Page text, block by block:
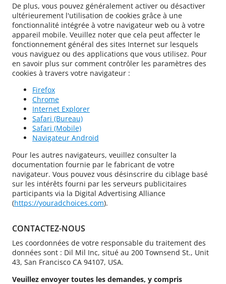
De plus, vous pouvez généralement activer ou désactiver
ultérieurement l'utilisation de cookies grâce à une
fonctionnalité intégrée à votre navigateur web ou à votre
appareil mobile. Veuillez noter que cela peut affecter le
fonctionnement général des sites Internet sur lesquels
vous naviguez ou des applications que vous utilisez. Pour
en savoir plus sur comment contrôler les paramètres des
cookies à travers votre navigateur :
Firefox
Chrome
Internet Explorer
Safari (Bureau)
Safari (Mobile)
Navigateur Android
Pour les autres navigateurs, veuillez consulter la
documentation fournie par le fabricant de votre
navigateur. Vous pouvez vous désinscrire du ciblage basé
sur les intérêts fourni par les serveurs publicitaires
participants via la Digital Advertising Alliance
(https://youradchoices.com).
CONTACTEZ-NOUS
Les coordonnées de votre responsable du traitement des
données sont : Dil Mil Inc, situé au 200 Townsend St., Unit
43, San Francisco CA 94107, USA.
Veuillez envoyer toutes les demandes, y compris